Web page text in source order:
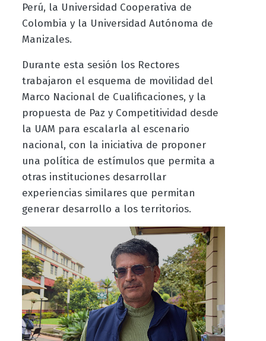
Perú, la Universidad Cooperativa de
Colombia y la Universidad Autónoma de
Manizales.
Durante esta sesión los Rectores
trabajaron el esquema de movilidad del
Marco Nacional de Cualificaciones, y la
propuesta de Paz y Competitividad desde
la UAM para escalarla al escenario
nacional, con la iniciativa de proponer
una política de estímulos que permita a
otras instituciones desarrollar
experiencias similares que permitan
generar desarrollo a los territorios.